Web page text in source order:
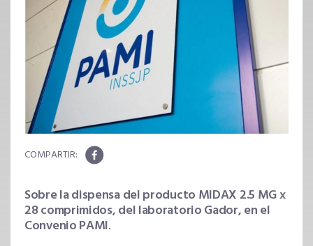
Sobre la dispensa del producto MIDAX 2.5 MG x
28 comprimidos, del laboratorio Gador, en el
Convenio PAMI.